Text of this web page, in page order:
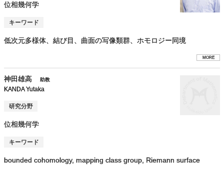
位相幾何学
キーワード
低次元多様体、結び目、曲面の写像類群、ホモロジー同境
MORE
神田雄高 助教
KANDA Yutaka
研究分野
位相幾何学
キーワード
bounded cohomology, mapping class group, Riemann surface